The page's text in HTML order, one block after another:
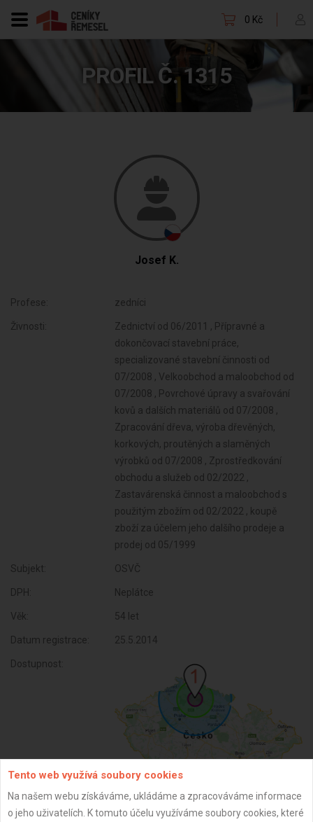
0 Kč
PROFIL Č. 1315
Josef K.
Profese: zedníci
Živnosti:
Zednictví od 06/2011 , Přípravné a
dokončovací stavební práce,
specializované stavební činnosti od
07/2008 , Velkoobchod a maloobchod od
07/2008 , Povrchové úpravy a svařování
kovů a dalších materiálů od 07/2008 ,
Zpracování dřeva, výroba dřevěných,
korkových, proutěných a slaměných
výrobků od 07/2008 , Zprostředkování
obchodu a služeb od 02/2022 ,
Zastavárenská činnost a maloobchod s
použitým zbožím od 02/2022 , koupě
zboží za účelem jeho dalšího prodeje a
prodej od 05/1999
Subjekt: OSVČ
DPH: Neplátce
Věk: 54 let
Datum registrace: 25.5.2014
Dostupnost:
Tento web využívá soubory cookies
Na našem webu získáváme, ukládáme a zpracováváme informace
o jeho uživatelích. K tomuto účelu využíváme soubory cookies, které